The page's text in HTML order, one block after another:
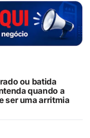
ou batida
quando a
ser uma arritmia